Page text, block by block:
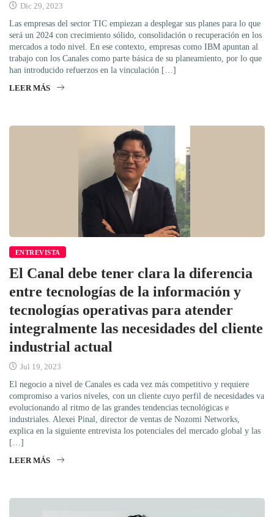
Dic 29, 2023
Las empresas del sector TIC empiezan a desplegar sus planes para lo que
será un 2024 con crecimiento sólido, consolidación o recuperación en los
mercados a todo nivel. En ese contexto, empresas como IBM apuntan al
trabajo con los Canales como parte básica de su planeamiento, por lo que
han introducido refuerzos en la vinculación […]
LEER MÁS
ENTREVISTA
El Canal debe tener clara la diferencia
entre tecnologías de la información y
tecnologías operativas para atender
integralmente las necesidades del cliente
industrial actual
Jul 19, 2023
El negocio a nivel de Canales es cada vez más competitivo y requiere
compromiso a varios niveles, con un cliente cuyo perfil de necesidades va
evolucionando al ritmo de las grandes tendencias tecnológicas e
industriales. Alexei Pinal, director de ventas de Nozomi Networks,
explica en la siguiente entrevista los potenciales del mercado global y las
[…]
LEER MÁS